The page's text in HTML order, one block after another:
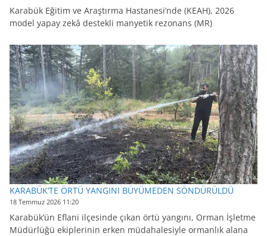
Karabük Eğitim ve Araştırma Hastanesi’nde (KEAH), 2026
model yapay zekâ destekli manyetik rezonans (MR)
KARABÜK’TE ÖRTÜ YANGINI BÜYÜMEDEN SÖNDÜRÜLDÜ
18 Temmuz 2026 11:20
Karabük’ün Eflani ilçesinde çıkan örtü yangını, Orman İşletme
Müdürlüğü ekiplerinin erken müdahalesiyle ormanlık alana